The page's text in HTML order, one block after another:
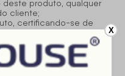
deste produto, qualquer
cliente;
certificando-se de
por portas, corredores
não acompanham o
X